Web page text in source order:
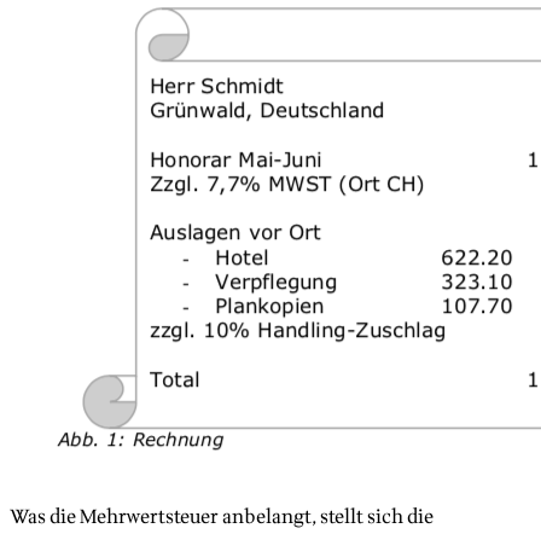
Was die Mehrwertsteuer anbelangt, stellt sich die